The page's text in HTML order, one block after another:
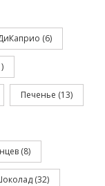
(6)
Печенье (13)
(8)
(32)